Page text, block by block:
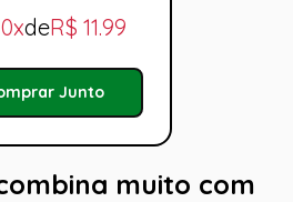
deR$ 11.99
Junto
muito com